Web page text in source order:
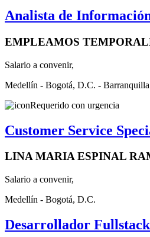
Analista de
EMPLEAMOS
Salario a convenir,
Medellín - Bogotá, D.C. - Barranquilla
Requerido con urgencia
Customer Service
LINA MARIA ESPINAL
Salario a convenir,
Medellín - Bogotá, D.C.
Desarrollador